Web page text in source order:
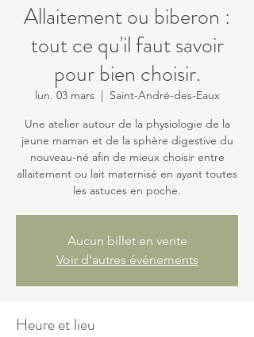
Allaitement ou biberon :
tout ce qu'il faut savoir
pour bien choisir.
lun. 03 mars
  |
Saint-André-des-Eaux
Une atelier autour de la physiologie de la
jeune maman et de la sphère digestive du
nouveau-né afin de mieux choisir entre
allaitement ou lait maternisé en ayant toutes
les astuces en poche.
Aucun billet en vente
Voir d'autres événements
Heure et lieu